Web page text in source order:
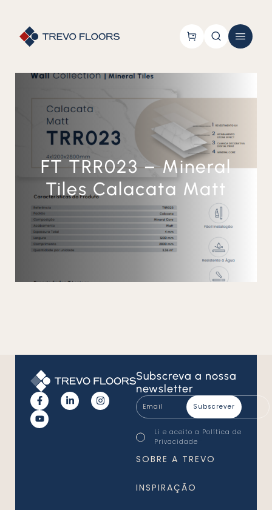
FT TRR023 – Mineral
Tiles Calacata Matt
Subscreva a nossa
newsletter
Email
*
Consentimento
*
Li e aceito a Política de
Privacidade
SOBRE A TREVO
INSPIRAÇÃO